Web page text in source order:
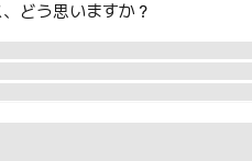
どう思いますか？